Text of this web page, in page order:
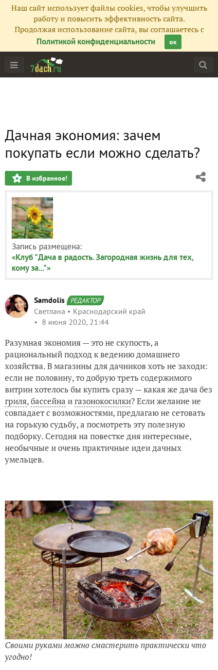
Наш сайт использует файлы cookies, чтобы улучшить
работу и повысить эффективность сайта.
Продолжая использование сайта, вы соглашаетесь с
Политикой конфиденциальности
ок
Дачная экономия: зачем
покупать если можно сделать?
В избранное!
Запись размещена:
«Клуб "Дача в радость. Загородная жизнь для тех,
кому за..."»
Samdolis РЕДАКТОР
Светлана
Краснодарский край
8 июня 2020, 21:44
Разумная экономия — это не скупость, а
рациональный подход к ведению домашнего
хозяйства. В магазины для дачников хоть не заходи:
если не половину, то добрую треть содержимого
витрин хотелось бы купить сразу — какая же дача без
гриля,бассейна игазонокосилки? Если желание не
совпадает с возможностями, предлагаю не сетовать
на горькую судьбу, а посмотреть эту полезную
подборку. Сегодня на повестке дня интересные,
необычные и очень практичные идеи дачных
умельцев.
Своими руками можно смастерить практически что
угодно!